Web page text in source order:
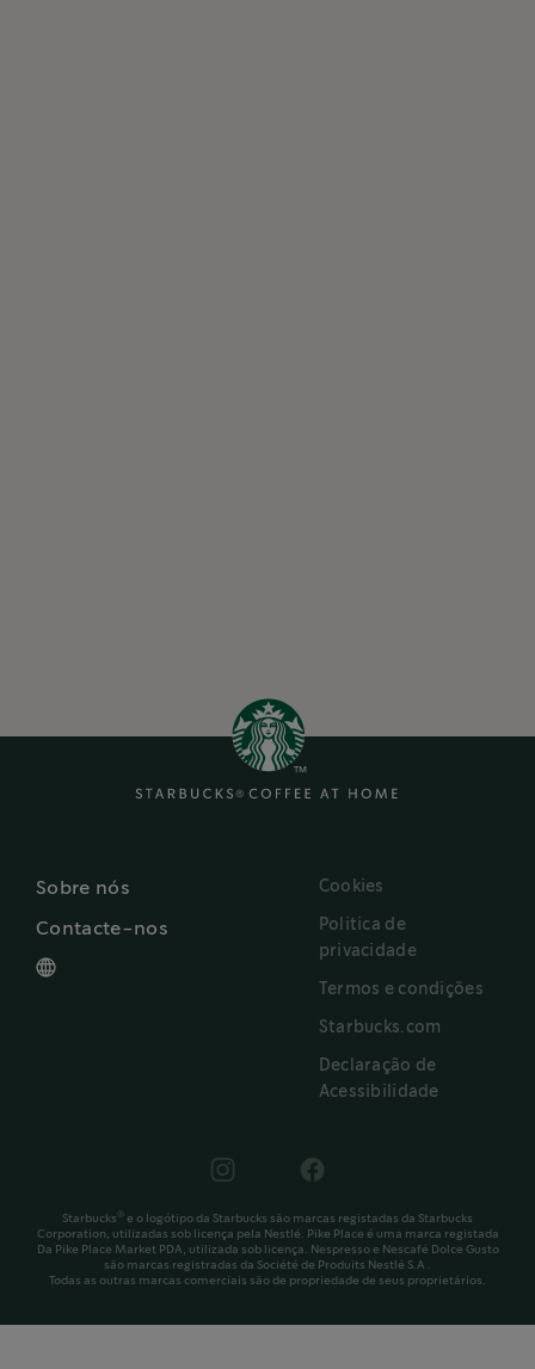
Sobre nós
Contacte-nos
Cookies
Politica de
privacidade
Termos e condições
Starbucks.com
Declaração de
Acessibilidade
Starbucks® e o logótipo da Starbucks são marcas registadas da Starbucks
Corporation, utilizadas sob licença pela Nestlé. Pike Place é uma marca registada
Da Pike Place Market PDA, utilizada sob licença. Nespresso e Nescafé Dolce Gusto
são marcas registradas da Société de Produits Nestlé S.A .
Todas as outras marcas comerciais são de propriedade de seus proprietários.